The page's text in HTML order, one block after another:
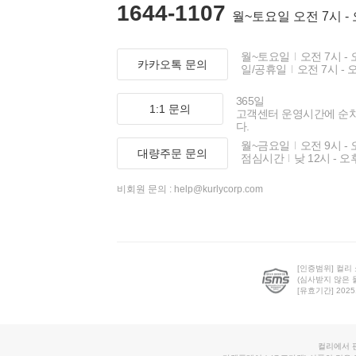
1644-1107 월~토요일 오전 7시 -
카카오톡 문의
월~토요일
오전 7시 -
일/공휴일
오전 7시 -
1:1 문의
365일
고객센터 운영시간에 순
다.
대량주문 문의
월~금요일
오전 9시 -
점심시간
낮 12시 - 오
비회원 문의 : help@kurlycorp.com
[인증범위] 컬리
(심사받지 않은
[유효기간]
컬리에서